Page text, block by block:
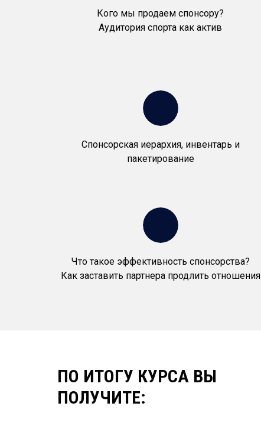
Кого мы продаем спонсору?
Аудитория спорта как актив
Спонсорская иерархия, инвентарь и
пакетирование
Что такое эффективность спонсорства?
Как заставить партнера продлить отношения
ПО ИТОГУ КУРСА ВЫ
ПОЛУЧИТЕ: